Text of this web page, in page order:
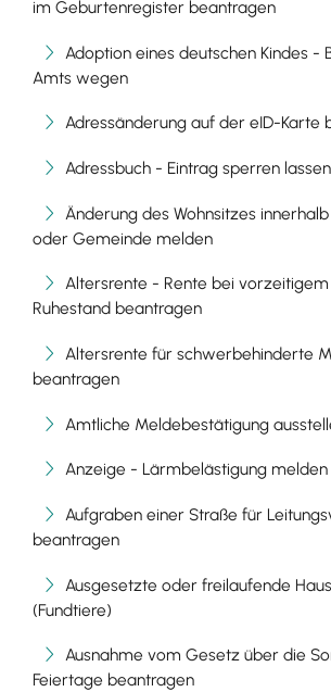
im Geburtenregister beantragen
Adoption eines deutschen Kindes -
Amts wegen
Adressänderung auf der eID-Karte
Adressbuch - Eintrag sperren lassen
Änderung des Wohnsitzes
oder Gemeinde melden
Altersrente - Rente bei vorzeitigem
Ruhestand beantragen
Altersrente für schwerbehinderte
beantragen
Amtliche Meldebestätigung
Anzeige - Lärmbelästigung melden
Aufgraben einer Straße für
beantragen
Ausgesetzte oder freilaufende
(Fundtiere)
Ausnahme vom Gesetz über die
Feiertage beantragen